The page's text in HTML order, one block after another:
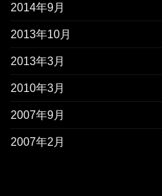
2014年9月
2013年10月
2013年3月
2010年3月
2007年9月
2007年2月